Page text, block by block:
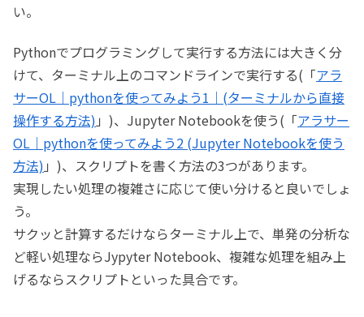
い。
Pythonでプログラミングして実行する方法には大きく分
けて、ターミナル上のコマンドラインで実行する(「アラ
サーOL｜pythonを使ってみよう1｜(ターミナルから直接
操作する方法) 」)、Jupyter Notebookを使う(「アラサー
OL｜pythonを使ってみよう2 (Jupyter Notebookを使う
方法) 」)、スクリプトを書く方法の3つがあります。
実現したい処理の複雑さに応じて使い分けると良いでしょ
う。
サクッと計算するだけならターミナル上で、単発の分析な
ど軽い処理ならJypyter Notebook、複雑な処理を組み上
げるならスクリプトといった具合です。